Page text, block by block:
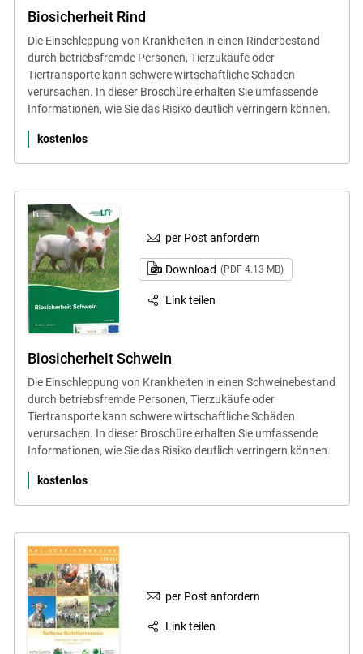
Biosicherheit Rind
Die Einschleppung von Krankheiten in einen Rinderbestand
durch betriebsfremde Personen, Tierzukäufe oder
Tiertransporte kann schwere wirtschaftliche Schäden
verursachen. In dieser Broschüre erhalten Sie umfassende
Informationen, wie Sie das Risiko deutlich verringern können.
kostenlos
per Post anfordern
Download (PDF 4.13 MB)
Link teilen
Biosicherheit Schwein
Die Einschleppung von Krankheiten in einen Schweinebestand
durch betriebsfremde Personen, Tierzukäufe oder
Tiertransporte kann schwere wirtschaftliche Schäden
verursachen. In dieser Broschüre erhalten Sie umfassende
Informationen, wie Sie das Risiko deutlich verringern können.
kostenlos
per Post anfordern
Link teilen